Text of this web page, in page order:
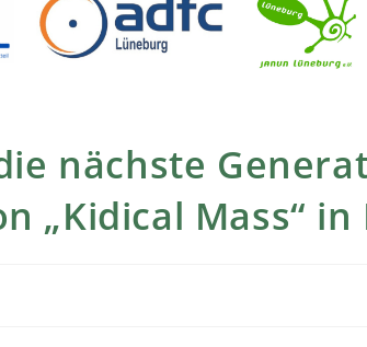
nächste
„Kidical Mass“